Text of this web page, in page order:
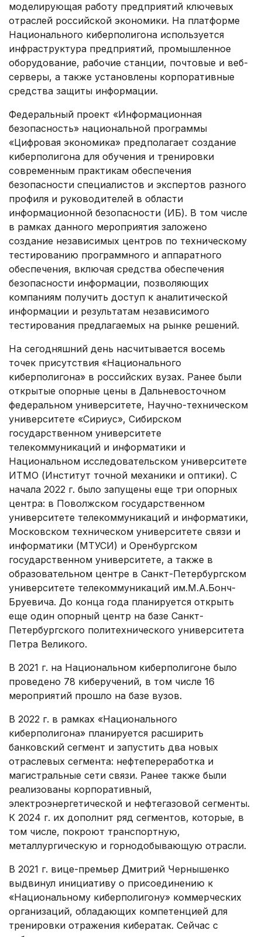
моделирующая работу предприятий ключевых
отраслей российской экономики. На платформе
Национального киберполигона используется
инфраструктура предприятий, промышленное
оборудование, рабочие станции, почтовые и веб-
серверы, а также установлены корпоративные
средства защиты информации.
Федеральный проект «Информационная
безопасность» национальной программы
«Цифровая экономика» предполагает создание
киберполигона для обучения и тренировки
современным практикам обеспечения
безопасности специалистов и экспертов разного
профиля и руководителей в области
информационной безопасности (ИБ). В том числе
в рамках данного мероприятия заложено
создание независимых центров по техническому
тестированию программного и аппаратного
обеспечения, включая средства обеспечения
безопасности информации, позволяющих
компаниям получить доступ к аналитической
информации и результатам независимого
тестирования предлагаемых на рынке решений.
На сегодняшний день насчитывается восемь
точек присутствия «Национального
киберполигона» в российских вузах. Ранее были
открытые опорные цены в Дальневосточном
федеральном университете, Научно-техническом
университете «Сириус», Сибирском
государственном университете
телекоммуникаций и информатики и
Национальном исследовательском университете
ИТМО (Институт точной механики и оптики). С
начала 2022 г. было запущены еще три опорных
центра: в Поволжском государственном
университете телекоммуникаций и информатики,
Московском техническом университете связи и
информатики (МТУСИ) и Оренбургском
государственном университете, а также в
образовательном центре в Санкт-Петербургском
университете телекоммуникаций им.М.А.Бонч-
Бруевича. До конца года планируется открыть
еще один опорный центр на базе Санкт-
Петербургского политехнического университета
Петра Великого.
В 2021 г. на Национальном киберполигоне было
проведено 78 киберучений, в том числе 16
мероприятий прошло на базе вузов.
В 2022 г. в рамках «Национального
киберполигона» планируется расширить
банковский сегмент и запустить два новых
отраслевых сегмента: нефтепереработка и
магистральные сети связи. Ранее также были
реализованы корпоративный,
электроэнергетической и нефтегазовой сегменты.
К 2024 г. их дополнит ряд сегментов, которые, в
том числе, покроют транспортную,
металлургическую и горнодобывающую отрасли.
В 2021 г. вице-премьер Дмитрий Чернышенко
выдвинул инициативу о присоединению к
«Национальному киберполигону» коммерческих
организаций, обладающих компетенцией для
тренировки отражения кибератак. Сейчас с